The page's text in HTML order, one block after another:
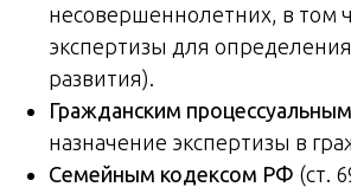
несовершеннолетних, в том
экспертизы для
развития).
Гражданским
назначение экспертизы в
Семейным кодексом РФ (ст.